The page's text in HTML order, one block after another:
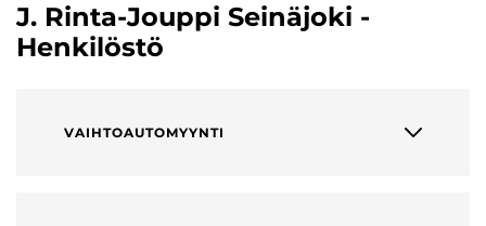
J. Rinta-Jouppi Seinäjoki -
Henkilöstö
VAIHTOAUTOMYYNTI